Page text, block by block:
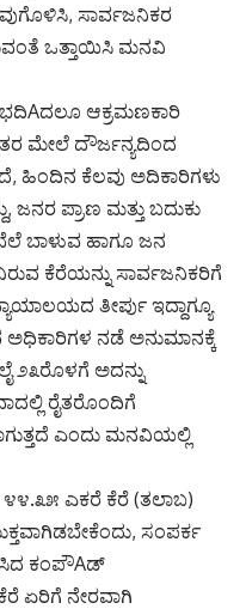
ಸಾರ್ವಜನಿಕರ
ಒತ್ತಾಯಿಸಿ ಮನವಿ
ಆಕ್ರಮಣಕಾರಿ
ಮೇಲೆ ದೌರ್ಜನ್ಯದಿಂದ
ಹಿಂದಿನ ಕೆಲವು ಅದಿಕಾರಿಗಳು
ಜನರ ಪ್ರಾಣ ಮತ್ತು ಬದುಕು
ಬಾಳುವ ಹಾಗೂ ಜನ
ಕೆರೆಯನ್ನು ಸಾರ್ವಜನಿಕರಿಗೆ
ತೀರ್ಪು ಇದ್ದಾಗ್ಯೂ
ನಡೆ ಅನುಮಾನಕ್ಕೆ
೨೩ರೊಳಗೆ ಅದನ್ನು
ರೈತರೊಂದಿಗೆ
ಎಂದು ಮನವಿಯಲ್ಲಿ
ಎಕರೆ ಕೆರೆ (ತಲಾಬ)
ಸಂಪರ್ಕ
ಕಂಪೌAಡ್
ಏರಿಗೆ ನೇರವಾಗಿ